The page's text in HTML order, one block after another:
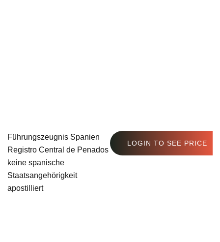
Führungszeugnis Spanien
Registro Central de Penados
keine spanische
Staatsangehörigkeit
apostilliert
LOGIN TO SEE PRICE